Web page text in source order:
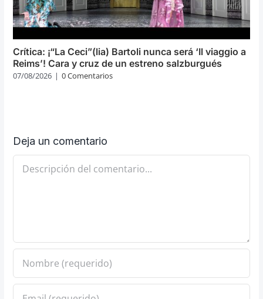
Crítica: ¡“La Ceci”(lia) Bartoli nunca será ‘Il viaggio a
Reims’! Cara y cruz de un estreno salzburgués
07/08/2026 | 0 Comentarios
Deja un comentario
Comentario